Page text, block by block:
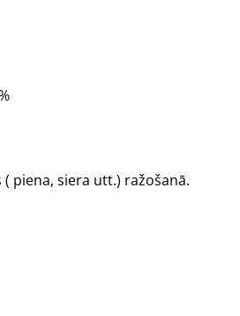
piena, siera utt.) ražošanā.